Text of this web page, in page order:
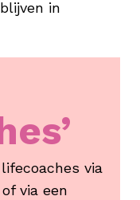
in
via
via een